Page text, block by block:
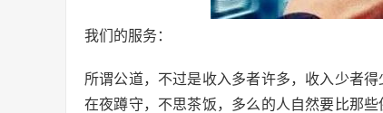
我们的服务：
所谓公道，不过是收入多者许多，收入少者
在夜蹲守，不思茶饭，多么的人自然要比那